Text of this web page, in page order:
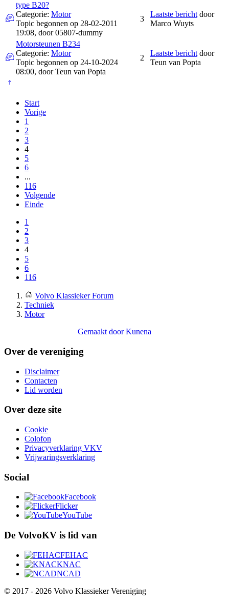
type B20?
Categorie: Motor
Topic begonnen op 28-02-2011
19:08, door05807-dummy
3
Laatste bericht door
Marco Wuyts
Motorsteunen B234
Categorie: Motor
Topic begonnen op 24-10-2024
08:00, doorTeun van Popta
2
Laatste bericht door
Teun van Popta
Start
Vorige
1
2
3
4
5
6
...
116
Volgende
Einde
1
2
3
4
5
6
116
Volvo Klassieker Forum
Techniek
Motor
Gemaakt doorKunena
Over de vereniging
Disclaimer
Contacten
Lid worden
Over deze site
Cookie
Colofon
Privacyverklaring VKV
Vrijwaringsverklaring
Social
Facebook
Flicker
YouTube
De VolvoKV is lid van
FEHAC
KNAC
NCAD
© 2017 - 2026 Volvo Klassieker Vereniging